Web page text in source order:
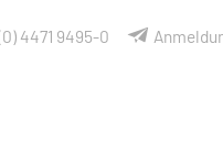
4471 9495-0